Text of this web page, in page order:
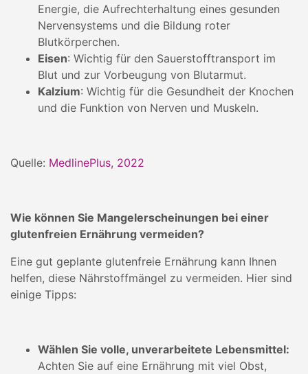
Energie, die Aufrechterhaltung eines gesunden
Nervensystems und die Bildung roter
Blutkörperchen.
Eisen: Wichtig für den Sauerstofftransport im
Blut und zur Vorbeugung von Blutarmut.
Kalzium: Wichtig für die Gesundheit der Knochen
und die Funktion von Nerven und Muskeln.
Quelle: MedlinePlus, 2022
Wie können Sie Mangelerscheinungen bei einer
glutenfreien Ernährung vermeiden?
Eine gut geplante glutenfreie Ernährung kann Ihnen
helfen, diese Nährstoffmängel zu vermeiden. Hier sind
einige Tipps:
Wählen Sie volle, unverarbeitete Lebensmittel:
Achten Sie auf eine Ernährung mit viel Obst,